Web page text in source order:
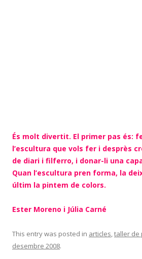
És molt divertit. El primer pas és:
l’escultura que vols fer i desprès
de diari i filferro, i donar-li una
Quan l’escultura pren forma, la
últim la pintem de colors.
Ester Moreno i Júlia Carné
This entry was posted in articles,taller de
desembre 2008.